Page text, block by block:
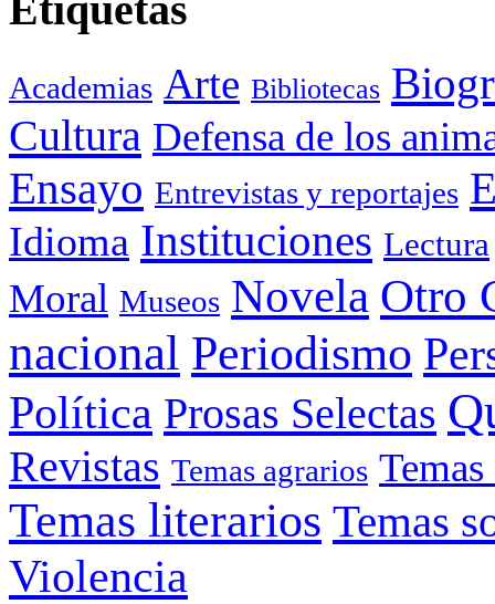
Academias Arte Bibliotecas
Cultura Defensa de los
Ensayo Entrevistas y reportajes
Idioma Instituciones Lectura
Moral Museos Novela Otro
nacional Periodismo
Política Prosas Selectas
Revistas Temas agrarios
Temas literarios Temas
Violencia